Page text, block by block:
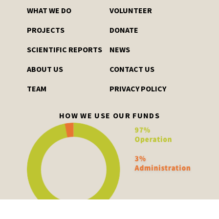
WHAT WE DO
PROJECTS
SCIENTIFIC REPORTS
ABOUT US
TEAM
VOLUNTEER
DONATE
NEWS
CONTACT US
PRIVACY POLICY
HOW WE USE OUR FUNDS